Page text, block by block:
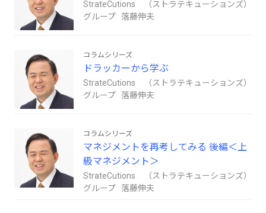
StrateCutions （ストラテキューションズ）
グループ 落藤伸夫
コラムシリーズ
ドラッカーから学ぶ
StrateCutions （ストラテキューションズ）
グループ 落藤伸夫
コラムシリーズ
マネジメントを再考してみる 後編＜上
級マネジメント＞
StrateCutions （ストラテキューションズ）
グループ 落藤伸夫